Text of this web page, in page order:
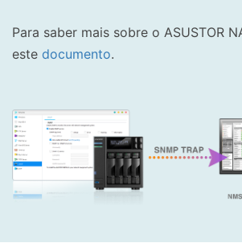
Para saber mais sobre o ASUSTOR
este documento.